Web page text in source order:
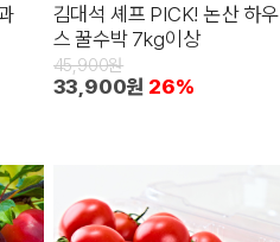
김대석 셰프 PICK! 논산 하우
스 꿀수박 7kg이상
45,900원
33,900원 26%